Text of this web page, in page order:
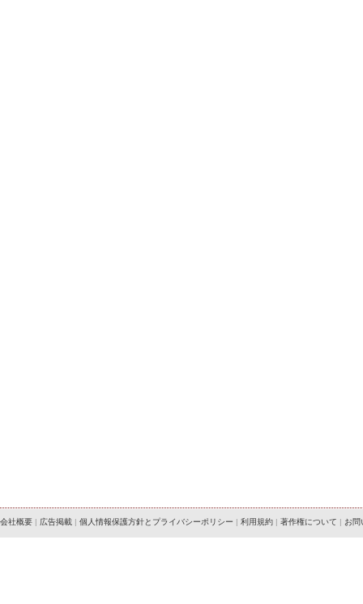
会社概要 | 広告掲載 | 個人情報保護方針とプライバシーポリシー | 利用規約 | 著作権について | お問